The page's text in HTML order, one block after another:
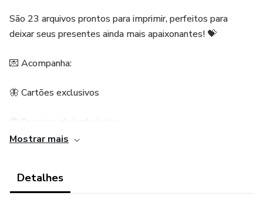
São 23 arquivos prontos para imprimir, perfeitos para
deixar seus presentes ainda mais apaixonantes! 💝
💌 Acompanha:
🦋 Cartões exclusivos
🦋 Encartes de borboletas
🦋 Modelos prontos para vender muito nesse mês de
junho!
Mostrar mais
Detalhes